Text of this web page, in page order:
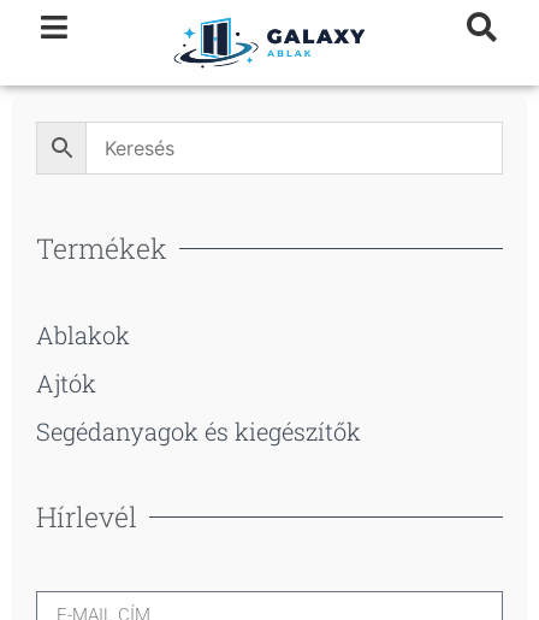
Termékek
Ablakok
Ajtók
Segédanyagok és kiegészítők
Hírlevél